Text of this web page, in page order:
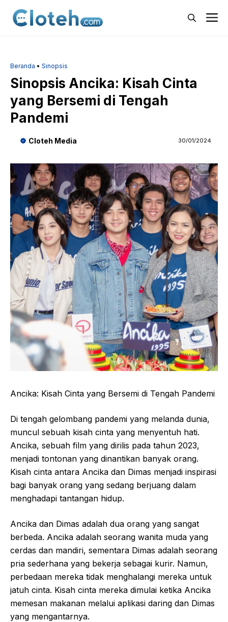
Beranda • Sinopsis
Sinopsis Ancika: Kisah Cinta
yang Bersemi di Tengah
Pandemi
Cloteh Media 30/01/2024
Ancika: Kisah Cinta yang Bersemi di Tengah Pandemi
Di tengah gelombang pandemi yang melanda dunia,
muncul sebuah kisah cinta yang menyentuh hati.
Ancika, sebuah film yang dirilis pada tahun 2023,
menjadi tontonan yang dinantikan banyak orang.
Kisah cinta antara Ancika dan Dimas menjadi inspirasi
bagi banyak orang yang sedang berjuang dalam
menghadapi tantangan hidup.
Ancika dan Dimas adalah dua orang yang sangat
berbeda. Ancika adalah seorang wanita muda yang
cerdas dan mandiri, sementara Dimas adalah seorang
pria sederhana yang bekerja sebagai kurir. Namun,
perbedaan mereka tidak menghalangi mereka untuk
jatuh cinta. Kisah cinta mereka dimulai ketika Ancika
memesan makanan melalui aplikasi daring dan Dimas
yang mengantarnya.